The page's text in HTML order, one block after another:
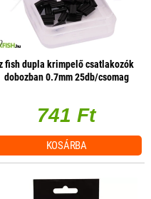
fish dupla krimpelő csatlakozók
dobozban 0.7mm 25db/csomag
741 Ft
KOSÁRBA